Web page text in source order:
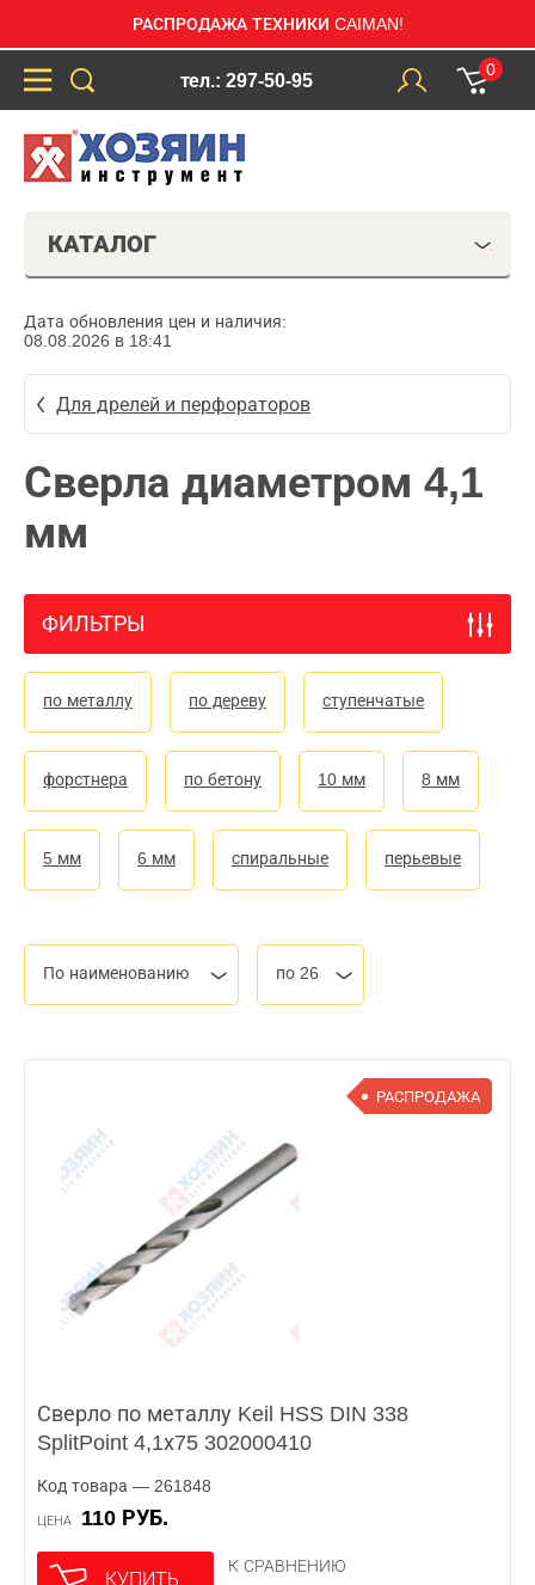
РАСПРОДАЖА ТЕХНИКИ CAIMAN!
тел.: 297-50-95
0
КАТАЛОГ
Дата обновления цен и наличия:
08.08.2026 в 18:41
Для дрелей и перфораторов
Сверла диаметром 4,1
мм
ФИЛЬТРЫ
по металлу по дереву ступенчатые
форстнера по бетону 10 мм 8 мм
5 мм 6 мм спиральные перьевые
По наименованию по 26
РАСПРОДАЖА
Сверло по металлу Keil HSS DIN 338
SplitPoint 4,1х75 302000410
Код товара — 261848
ЦЕНА 110 РУБ.
КУПИТЬ
К СРАВНЕНИЮ